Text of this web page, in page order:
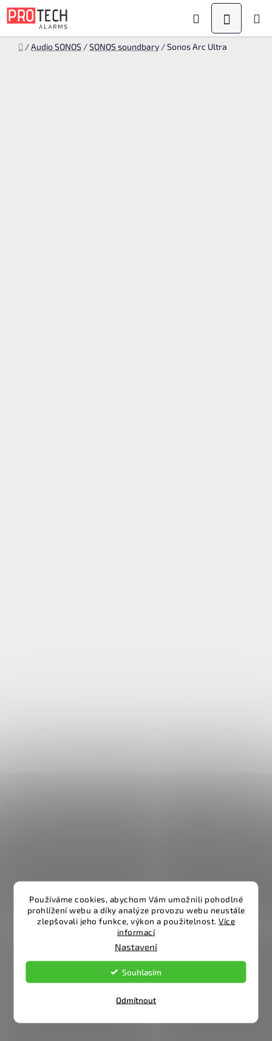
Používáme cookies, abychom Vám umožnili pohodlné
prohlížení webu a díky analýze provozu webu neustále
zlepšovali jeho funkce, výkon a použitelnost. Více
informací
Nastavení
Odmítnout
Souhlasím
Přejít
na
Hledat
KOŠÍK
Domů
/Audio SONOS /SONOS soundbary /Sonos Arc Ultra